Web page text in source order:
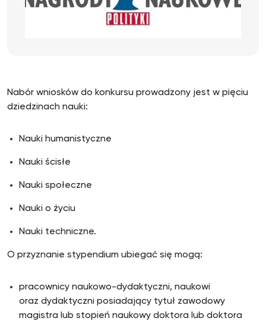
Nabór wniosków do konkursu prowadzony jest w pięciu
dziedzinach nauki:
Nauki humanistyczne
Nauki ścisłe
Nauki społeczne
Nauki o życiu
Nauki techniczne.
O przyznanie stypendium ubiegać się mogą:
pracownicy naukowo-dydaktyczni, naukowi
oraz dydaktyczni posiadający tytuł zawodowy
magistra lub stopień naukowy doktora lub doktora